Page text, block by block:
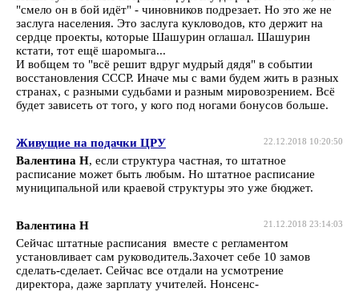
"смело он в бой идёт" - чиновников подрезает. Но это же не
заслуга населения. Это заслуга кукловодов, кто держит на
сердце проекты, которые Шашурин оглашал. Шашурин
кстати, тот ещё шаромыга...
И вобщем то "всё решит вдруг мудрый дядя" в событии
восстановления СССР. Иначе мы с вами будем жить в разных
странах, с разными судьбами и разным мировозрением. Всё
будет зависеть от того, у кого под ногами бонусов больше.
22.12.2018 10:20:50
Живущие на подачки ЦРУ
Валентина Н, если структура частная, то штатное
расписание может быть любым. Но штатное расписание
муниципальной или краевой структуры это уже бюджет.
21.12.2018 23:14:03
Валентина Н
Сейчас штатные расписания вместе с регламентом
установливает сам руководитель.Захочет себе 10 замов
сделать-сделает. Сейчас все отдали на усмотрение
директора, даже зарплату учителей. Нонсенс-